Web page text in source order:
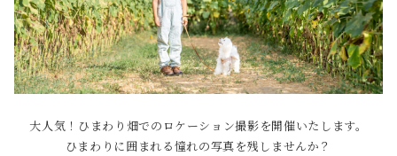
大人気！ひまわり畑でのロケーション撮影を開催いたします。
ひまわりに囲まれる憧れの写真を残しませんか？